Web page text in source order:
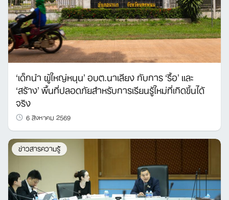
‘เด็กนำ ผู้ใหญ่หนุน’ อบต.นาเลียง กับการ ‘รื้อ’ และ
‘สร้าง’ พื้นที่ปลอดภัยสำหรับการเรียนรู้ใหม่ที่เกิดขึ้นได้
จริง
6 สิงหาคม 2569
ข่าวสารความรู้